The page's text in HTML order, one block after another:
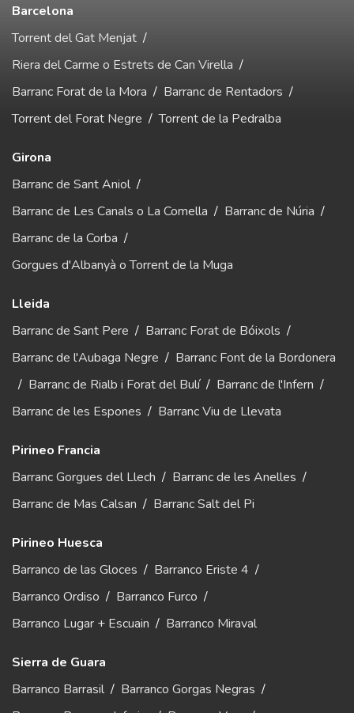
Barcelona
Torrent del Gat Menjat /
Riera del Carme o Estrets de Can Virella /
Barranc Forat de la Mora / Barranc de Rentadors /
Torrent del Forat Negre /Torrent de la Pedralba
Girona
Barranc de Sant Aniol /
Barranc de Les Canals o La Comella / Barranc de Núria /
Barranc de la Corba /
Gorgues d'Albanyà o Torrent de la Muga
Lleida
Barranc de Sant Pere / Barranc Forat de Bóixols /
Barranc de l'Aubaga Negre / Barranc Font de la Bordonera
/ Barranc de Rialb i Forat del Bulí/ Barranc de l'Infern /
Barranc de les Espones / Barranc Viu de Llevata
Pirineo Francia
Barranc Gorgues del Llech / Barranc de les Anelles /
Barranc de Mas Calsan / Barranc Salt del Pi
Pirineo Huesca
Barranco de las Gloces / Barranco Eriste 4 /
Barranco Ordiso / Barranco Furco /
Barranco Lugar + Escuain / Barranco Miraval
Sierra de Guara
Barranco Barrasil / Barranco Gorgas Negras /